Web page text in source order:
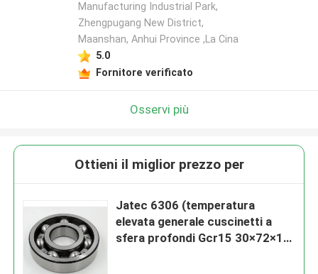
Manufacturing Industrial Park,
Zhengpugang New District,
Maanshan, Anhui Province ,La Cina
5.0
Fornitore verificato
Osservi più
Ottieni il miglior prezzo per
Jatec 6306 (temperatura
elevata generale cuscinetti a
sfera profondi Gcr15 30×72×19